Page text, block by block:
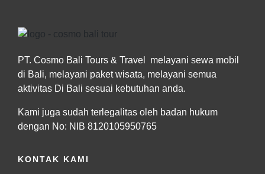
PT. Cosmo Bali Tours & Travel melayani sewa mobil
di Bali, melayani paket wisata, melayani semua
aktivitas Di Bali sesuai kebutuhan anda.
Kami juga sudah terlegalitas oleh badan hukum
dengan No: NIB 8120105950765
KONTAK KAMI